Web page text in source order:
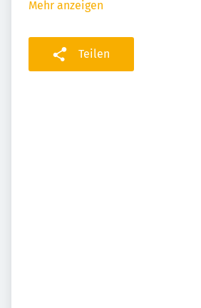
Mehr anzeigen
Teilen